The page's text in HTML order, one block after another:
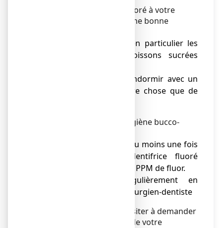
Donner un médicament fluoré à votre
enfant ne dispense pas d’une bonne
● Limitez les sucres, en particulier les
grignotages et les boissons sucrées
● Ne le laissez pas s’endormir avec un
biberon contenant autre chose que de
Veillez également à son hygiène bucco-
● Brossez-lui les dents au moins une fois
par jour avec un dentifrice fluoré
contenant moins de 500 PPM de fluor.
● Emmenez-le régulièrement en
consultation chez le chirurgien-dentiste
En cas de doute, ne pas hésiter à demander
l’avis de votre médecin ou de votre